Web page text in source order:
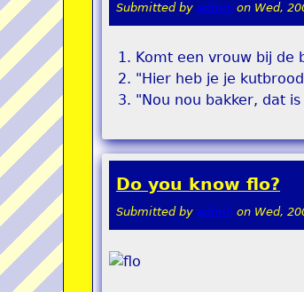
Submitted by admin on Wed,
Komt een vrouw bij de
"Hier heb je je
"Nou nou bakker, dat
Do you know flo?
Submitted by admin on Wed,